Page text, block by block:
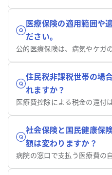
医療保険の適用範囲や
ださい。
住民税非課税世帯の場
れますか？
社会保険と国民健康保
額は変わりますか？